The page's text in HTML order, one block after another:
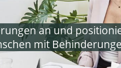
an und
mit